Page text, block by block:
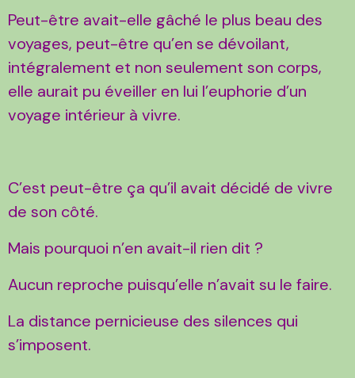
Peut-être avait-elle gâché le plus beau des
voyages, peut-être qu’en se dévoilant,
intégralement et non seulement son corps,
elle aurait pu éveiller en lui l’euphorie d’un
voyage intérieur à vivre.
C’est peut-être ça qu’il avait décidé de vivre
de son côté.
Mais pourquoi n’en avait-il rien dit ?
Aucun reproche puisqu’elle n’avait su le faire.
La distance pernicieuse des silences qui
s’imposent.